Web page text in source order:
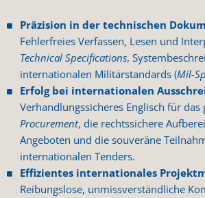
Präzision in der technischen
Fehlerfreies Verfassen, Lesen und
Technical Specifications,
internationalen Militärstandards (Mil-
Erfolg bei internationalen
Verhandlungssicheres Englisch für das
Procurement, die rechtssichere
Angeboten und die souveräne
internationalen Tenders.
Effizientes internationales
Reibungslose, unmissverständliche